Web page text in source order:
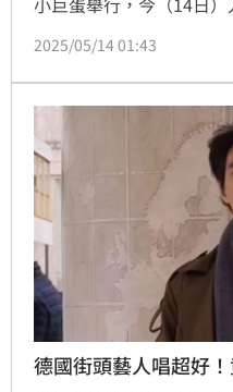
力堅強堪稱死亡之組。林
2025/05/14 01:43
德國街頭藝人唱超好